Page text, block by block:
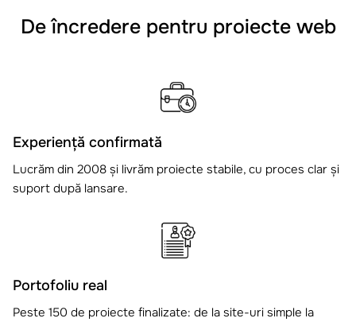
De încredere pentru proiecte web
Experiență confirmată
Lucrăm din 2008 și livrăm proiecte stabile, cu proces clar și
suport după lansare.
Portofoliu real
Peste 150 de proiecte finalizate: de la site-uri simple la